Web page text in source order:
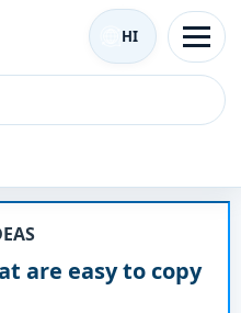
HI
are easy to copy